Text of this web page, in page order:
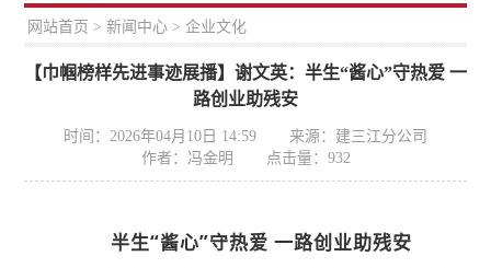
网站首页 > 新闻中心 > 企业文化
【巾帼榜样先进事迹展播】谢文英：半生“酱心”守热爱 一
路创业助残安
时间：2026年04月10日 14:59
来源：建三江分公司
作者：冯金明
点击量： 932
半生“酱心”守热爱 一路创业助残安